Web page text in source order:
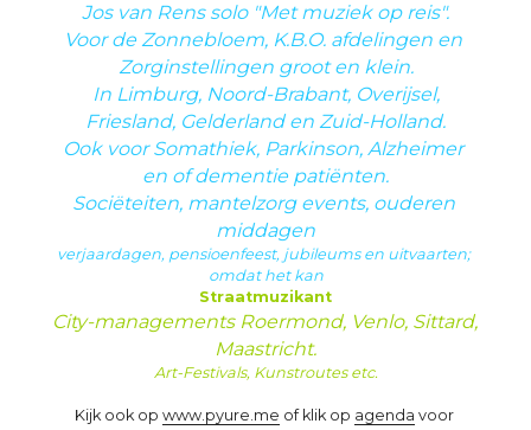
Jos van Rens solo "Met muziek op reis".
Voor de Zonnebloem, K.B.O. afdelingen en
Zorginstellingen groot en klein.
In Limburg, Noord-Brabant, Overijsel,
Friesland, Gelderland en Zuid-Holland.
Ook voor Somathiek, Parkinson, Alzheimer
en of dementie patiënten.
Sociëteiten, mantelzorg events, ouderen
middagen
verjaardagen, pensioenfeest, jubileums en uitvaarten;
omdat het kan
Straatmuzikant
City-managements Roermond, Venlo, Sittard,
Maastricht.
Art-Festivals, Kunstroutes etc.
Kijk ook op www.pyure.me of klik op agenda voor